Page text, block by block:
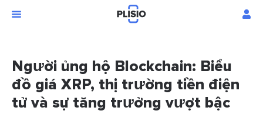
Người ủng hộ Blockchain: Biểu
đồ giá XRP, thị trường tiền điện
tử và sự tăng trưởng vượt bậc